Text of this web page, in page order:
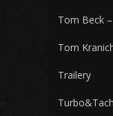
Tom Beck
Tom
Trailery